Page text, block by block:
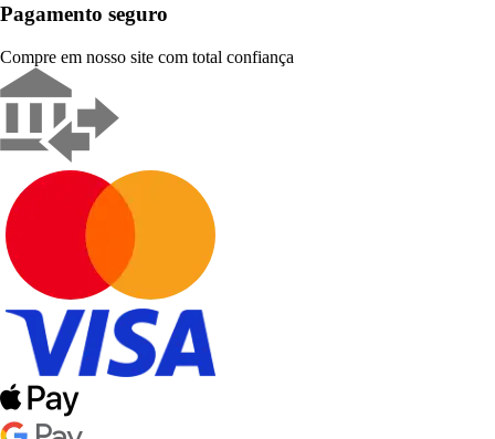
Pagamento seguro
Compre em nosso site com total confiança